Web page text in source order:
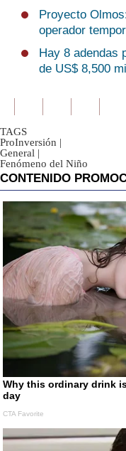
Proyecto
operador
Hay 8 adendas
de US$ 8,500
TAGS
ProInversión |
General |
Fenómeno del Niño